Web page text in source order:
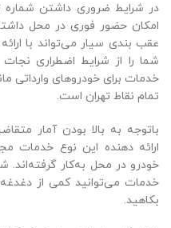
در شرایط ضروری داشتن
امکان حضور فوری در محل
عقب‌ بندی سیار می‌تواند با
شما را از شرایط اضطراری
خدمات برای خودروهای وارداتی
تمام نقاط تهران است.
باتوجه به بالا بودن آمار
ارائه دهنده این نوع خدمات
خودرو در محل به‌کار گرفته‌اند.
خدمات می‌توانید کمی از
بکاهید.